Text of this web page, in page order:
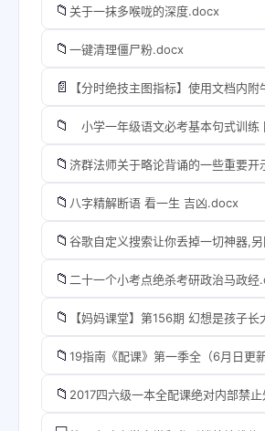
📁 关于一抹多喉咙的深度.docx
📁 一键清理僵尸粉.docx
📄 【分时绝技主图指标】使用文档内
📁
📁 济群法师关于略论背诵的一些重要开
📁 八字精解断语 看一生 吉凶.docx
📁
📁 二十一个小考点绝杀考研政治马政经
📁
📁 19指南《配课》第一季全（6月日更
📁 2017四六级一本全配课绝对内部禁